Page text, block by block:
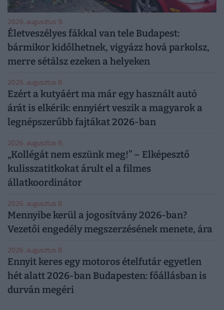
2026. augusztus 9.
Életveszélyes fákkal van tele Budapest:
bármikor kidőlhetnek, vigyázz hová parkolsz,
merre sétálsz ezeken a helyeken
2026. augusztus 8.
Ezért a kutyáért ma már egy használt autó
árát is elkérik: ennyiért veszik a magyarok a
legnépszerűbb fajtákat 2026-ban
2026. augusztus 9.
„Kollégát nem eszünk meg!” – Elképesztő
kulisszatitkokat árult el a filmes
állatkoordinátor
2026. augusztus 8.
Mennyibe kerül a jogosítvány 2026-ban?
Vezetői engedély megszerzésének menete, ára
2026. augusztus 8.
Ennyit keres egy motoros ételfutár egyetlen
hét alatt 2026-ban Budapesten: főállásban is
durván megéri